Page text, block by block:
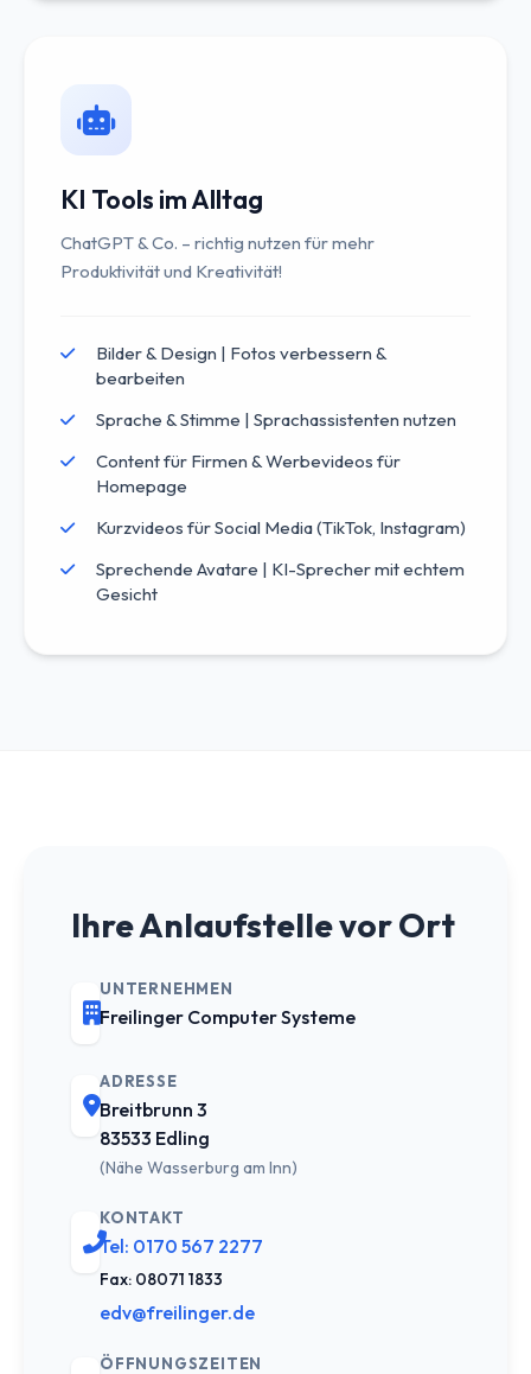
KI Tools im Alltag
ChatGPT & Co. – richtig nutzen für mehr
Produktivität und Kreativität!
Bilder & Design | Fotos verbessern &
bearbeiten
Sprache & Stimme | Sprachassistenten nutzen
Content für Firmen & Werbevideos für
Homepage
Kurzvideos für Social Media (TikTok, Instagram)
Sprechende Avatare | KI-Sprecher mit echtem
Gesicht
Ihre Anlaufstelle vor Ort
UNTERNEHMEN
Freilinger Computer Systeme
ADRESSE
Breitbrunn 3
83533 Edling
(Nähe Wasserburg am Inn)
KONTAKT
Tel: 0170 567 2277
Fax: 08071 1833
edv@freilinger.de
ÖFFNUNGSZEITEN